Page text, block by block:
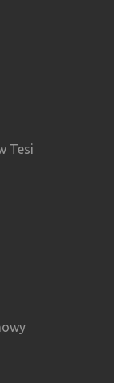
Tesi